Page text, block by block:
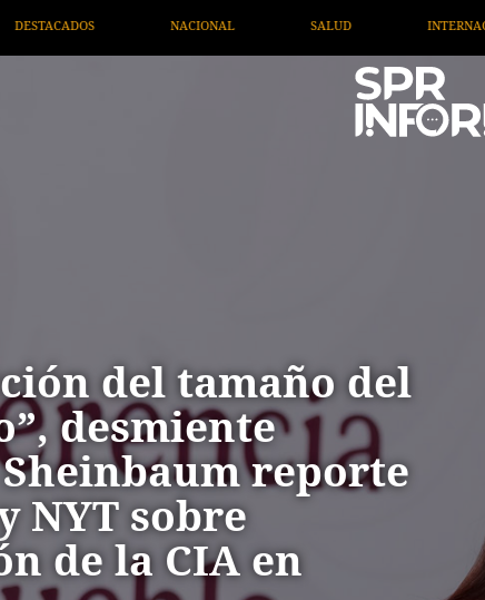
SALUD INTERNACIONAL TV MIGRANTE INFORMA
del tamaño del
desmiente
reporte
NYT sobre
de la CIA en